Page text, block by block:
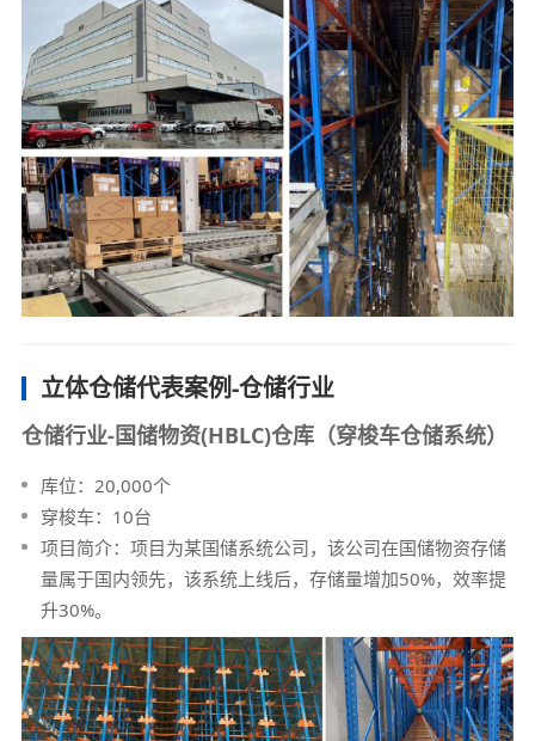
立体仓储代表案例-仓储行业
仓储行业-国储物资(HBLC)仓库（穿梭车仓储系统）
库位：20,000个
穿梭车：10台
项目简介：项目为某国储系统公司，该公司在国储物资存储
量属于国内领先，该系统上线后，存储量增加50%，效率提
升30%。